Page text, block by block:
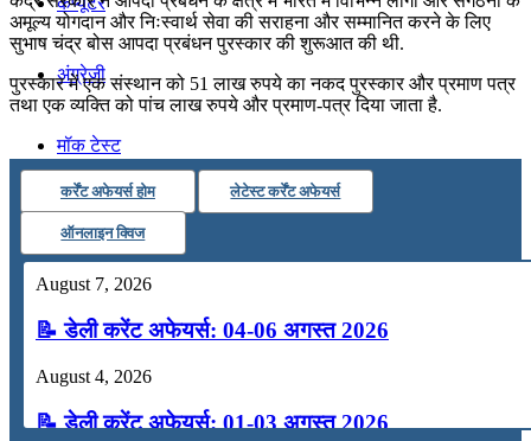
अंग्रेजी
मॉक टेस्ट
टुडेज जीके
Menu Menu
अमूल्य योगदान और निःस्वार्थ सेवा की सराहना और सम्मानित करने के लिए
सुभाष चंद्र बोस आपदा प्रबंधन पुरस्कार की शुरूआत की थी.
पुरस्कार में एक संस्थान को 51 लाख रुपये का नकद पुरस्कार और प्रमाण पत्र
तथा एक व्यक्ति को पांच लाख रुपये और प्रमाण-पत्र दिया जाता है.
कर्रेंट अफेयर्स होम लेटेस्ट कर्रेंट अफेयर्स
ऑनलाइन क्विज
August 7, 2026
📝 डेली करेंट अफेयर्स: 04-06 अगस्त 2026
August 4, 2026
📝 डेली करेंट अफेयर्स: 01-03 अगस्त 2026